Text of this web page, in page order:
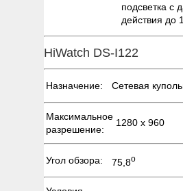
подсветка с
действия до
HiWatch DS-I122
Назначение: Сетевая
Максимальное
разрешение:
1280 х 960
Угол обзора: 75,8о